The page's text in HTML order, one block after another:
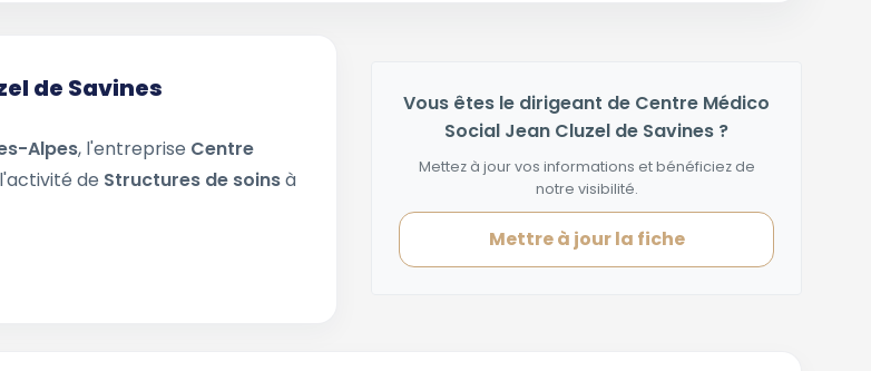
de Savines
Alpes, l'entreprise Centre
de Structures de soinsà
Vous êtes le dirigeant de Centre Médico
Social Jean Cluzel de Savines ?
Mettez à jour vos informations et bénéficiez de
notre visibilité.
Mettre à jour la fiche